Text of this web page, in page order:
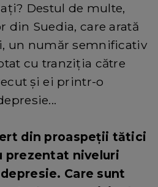
Destul de multe,
din Suedia, care arată
un număr semnificativ
cu tranziția către
și ei printr-o
din proaspeții tătici
prezentat niveluri
Care sunt